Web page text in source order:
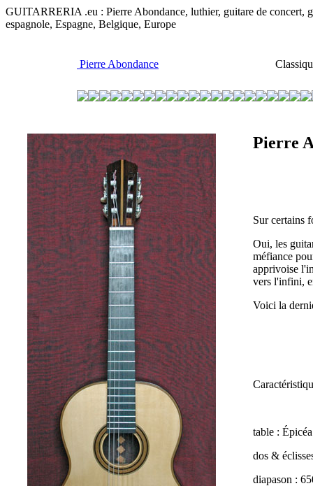
GUITARRERIA .eu : Pierre Abondance, luthier, guitare de concert,
espagnole, Espagne, Belgique, Europe
Pierre Abondance
Pierre
Sur certains
Oui, les
méfiance
apprivoise
vers l'infini,
Voici la
table : Épicéa
dos &
diapason :